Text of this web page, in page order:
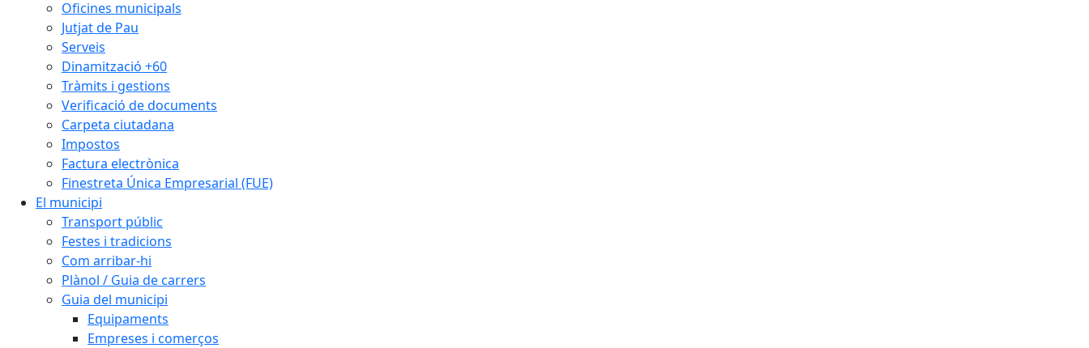
Oficines municipals
Jutjat de Pau
Serveis
Dinamització +60
Tràmits i gestions
Verificació de documents
Carpeta ciutadana
Impostos
Factura electrònica
Finestreta Única Empresarial (FUE)
El municipi
Transport públic
Festes i tradicions
Com arribar-hi
Plànol / Guia de carrers
Guia del municipi
Equipaments
Empreses i comerços